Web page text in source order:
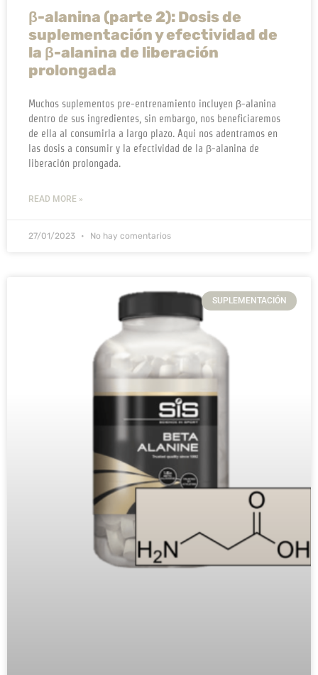
β-alanina (parte 2): Dosis de
suplementación y efectividad de
la β-alanina de liberación
prolongada
Muchos suplementos pre-entrenamiento incluyen β-alanina
dentro de sus ingredientes, sin embargo, nos beneficiaremos
de ella al consumirla a largo plazo. Aqui nos adentramos en
las dosis a consumir y la efectividad de la β-alanina de
liberación prolongada.
READ MORE »
27/01/2023 No hay comentarios
SUPLEMENTACIÓN